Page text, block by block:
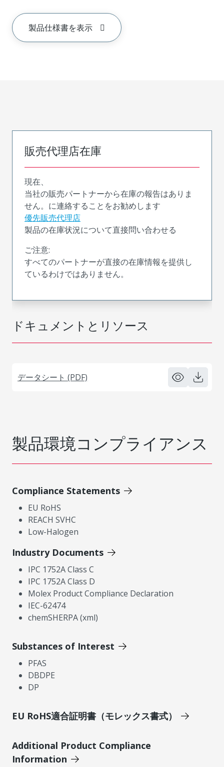
製品仕様書を表示
ドキュメントとリソース
データシート (PDF)
販売代理店在庫
現在、
当社の販売パートナーから在庫の報告はありま
せん。に連絡することをお勧めします
優先販売代理店
製品の在庫状況について直接問い合わせる
ご注意:
すべてのパートナーが直接の在庫情報を提供し
ているわけではありません。
製品環境コンプライアンス
Compliance Statements
EU RoHS
REACH SVHC
Low-Halogen
Industry Documents
IPC 1752A Class C
IPC 1752A Class D
Molex Product Compliance Declaration
IEC-62474
chemSHERPA (xml)
Substances of Interest
PFAS
DBDPE
DP
EU RoHS適合証明書（モレックス書式）
Additional Product Compliance
Information